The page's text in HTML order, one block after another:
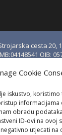
Cookie
iskustvo,
informacijama
obradu
ID-ovi na ovoj
utjecati na
cesta 20,
OIB:
pod brojem MBS:
i jedini član
Anić.
Bank